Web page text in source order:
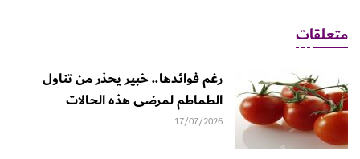
متعلقات
رغم فوائدها.. خبير يحذر من تناول
الطماطم لمرضى هذه الحالات
17/07/2026